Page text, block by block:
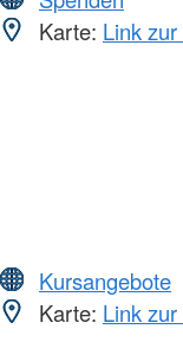
Karte: Link
Kursangebote
Karte: Link